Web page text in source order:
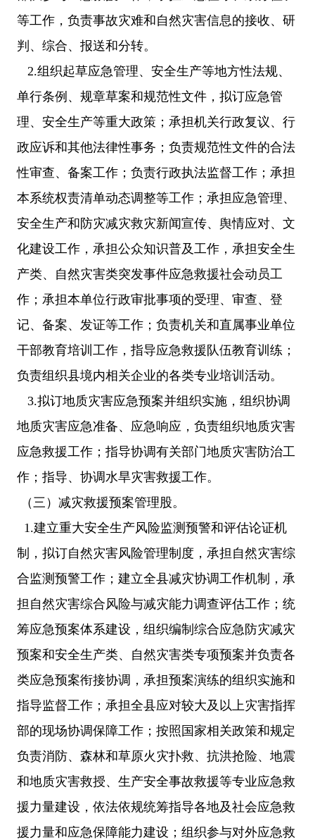
等工作，负责事故灾难和自然灾害信息的接收、研
判、综合、报送和分转。
2.组织起草应急管理、安全生产等地方性法规、
单行条例、规章草案和规范性文件，拟订应急管
理、安全生产等重大政策；承担机关行政复议、行
政应诉和其他法律性事务；负责规范性文件的合法
性审查、备案工作；负责行政执法监督工作；承担
本系统权责清单动态调整等工作；承担应急管理、
安全生产和防灾减灾救灾新闻宣传、舆情应对、文
化建设工作，承担公众知识普及工作，承担安全生
产类、自然灾害类突发事件应急救援社会动员工
作；承担本单位行政审批事项的受理、审查、登
记、备案、发证等工作；负责机关和直属事业单位
干部教育培训工作，指导应急救援队伍教育训练；
负责组织县境内相关企业的各类专业培训活动。
3.拟订地质灾害应急预案并组织实施，组织协调
地质灾害应急准备、应急响应，负责组织地质灾害
应急救援工作；指导协调有关部门地质灾害防治工
作；指导、协调水旱灾害救援工作。
（三）减灾救援预案管理股。
1.建立重大安全生产风险监测预警和评估论证机
制，拟订自然灾害风险管理制度，承担自然灾害综
合监测预警工作；建立全县减灾协调工作机制，承
担自然灾害综合风险与减灾能力调查评估工作；统
筹应急预案体系建设，组织编制综合应急防灾减灾
预案和安全生产类、自然灾害类专项预案并负责各
类应急预案衔接协调，承担预案演练的组织实施和
指导监督工作；承担全县应对较大及以上灾害指挥
部的现场协调保障工作；按照国家相关政策和规定
负责消防、森林和草原火灾扑救、抗洪抢险、地震
和地质灾害救授、生产安全事故救援等专业应急救
援力量建设，依法依规统筹指导各地及社会应急救
援力量和应急保障能力建设；组织参与对外应急救